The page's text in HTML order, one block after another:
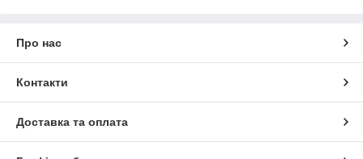
Про нас
Контакти
Доставка та оплата